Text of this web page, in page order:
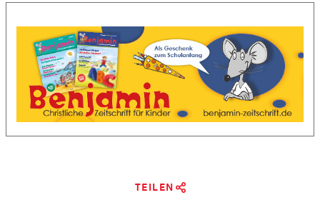
TEILEN